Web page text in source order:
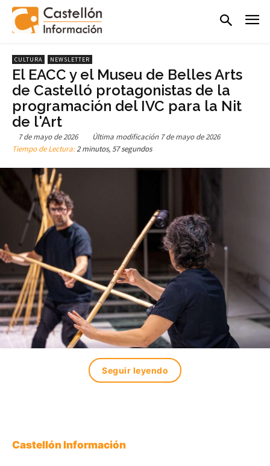
CULTURA NEWSLETTER
El EACC y el Museu de Belles Arts
de Castelló protagonistas de la
programación del IVC para la Nit
de l'Art
7 de mayo de 2026 Última modificación 7 de mayo de 2026
Tiempo de Lectura:2 minutos, 57 segundos
Seguir leyendo
Castellón Información